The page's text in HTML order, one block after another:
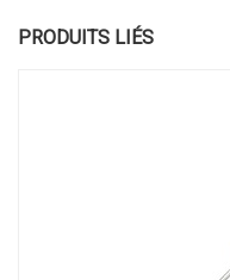
PRODUITS LIÉS